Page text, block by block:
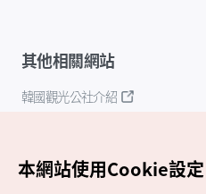
其他相關網站
韓國觀光公社介紹
本網站使用Cookie設定